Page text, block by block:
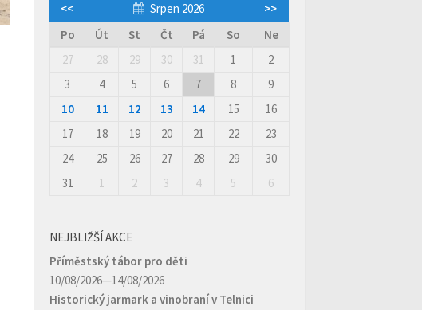
<<
Srpen 2026
>>
Po
Út St Čt Pá So
Ne
27
28 29 30 31 1
2
3
4 5 6 7 8
9
10
11 12 13 14 15
16
17
18 19 20 21 22
23
24
25 26 27 28 29
30
31
1 2 3 4 5 6
NEJBLIŽŠÍ AKCE
Příměstský tábor pro děti
10/08/2026—14/08/2026
Historický jarmark a vinobraní v Telnici